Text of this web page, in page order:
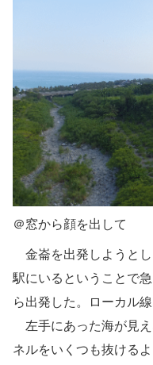
＠窓から顔を出して
金崙を出発しようと
駅にいるということで
ら出発した。ローカル
左手にあった海が見
ネルをいくつも抜ける